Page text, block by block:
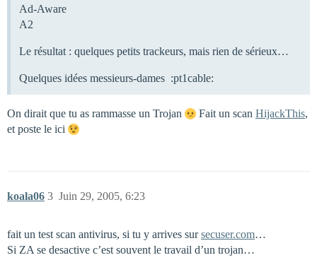
Ad-Aware
A2
Le résultat : quelques petits trackeurs, mais rien de sérieux…
Quelques idées messieurs-dames :pt1cable:
On dirait que tu as rammasse un Trojan Fait un scan HijackThis,
et poste le ici
koala06 Juin 29, 2005, 6:23
3
fait un test scan antivirus, si tu y arrives sursecuser.com…
Si ZA se desactive c’est souvent le travail d’un trojan…